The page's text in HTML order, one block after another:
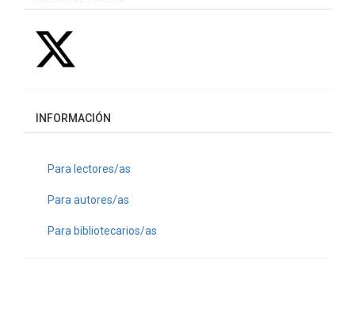
INFORMACIÓN
Para lectores/as
Para autores/as
Para bibliotecarios/as